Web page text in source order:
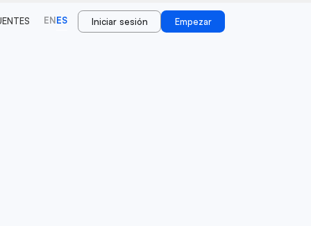
ENES Iniciar sesión Empezar